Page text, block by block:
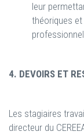
leur
théoriques
4. DEVOIRS ET
Les stagiaires
directeur du